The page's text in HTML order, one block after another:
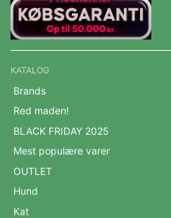
KATALOG
Brands
Red maden!
BLACK FRIDAY 2025
Mest populære varer
OUTLET
Hund
Kat